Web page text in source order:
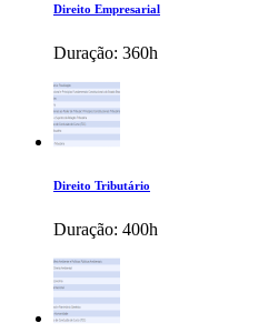
Direito Empresarial
Duração: 360h
Direito Tributário
Duração: 400h